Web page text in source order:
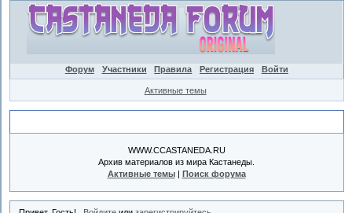
Форум Участники Правила Регистрация Войти
Активные темы
WWW.CCASTANEDA.RU
Архив материалов из мира Кастанеды.
Активные темы| Поиск форума